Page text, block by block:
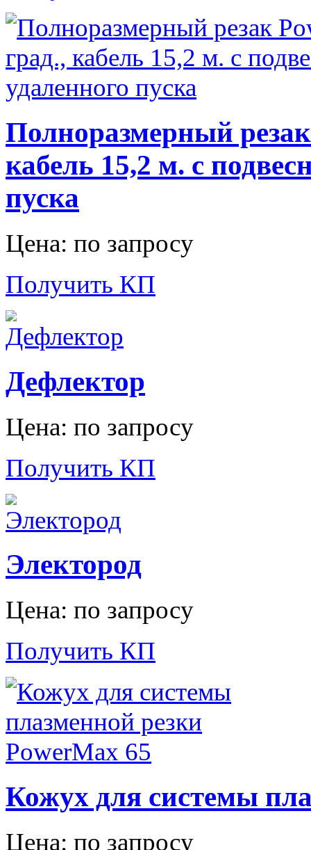
Полноразмерный
кабель 15,2 м. с
пуска
Цена: по запросу
Получить КП
Дефлектор
Цена: по запросу
Получить КП
Электород
Цена: по запросу
Получить КП
Кожух для системы
Цена: по запросу